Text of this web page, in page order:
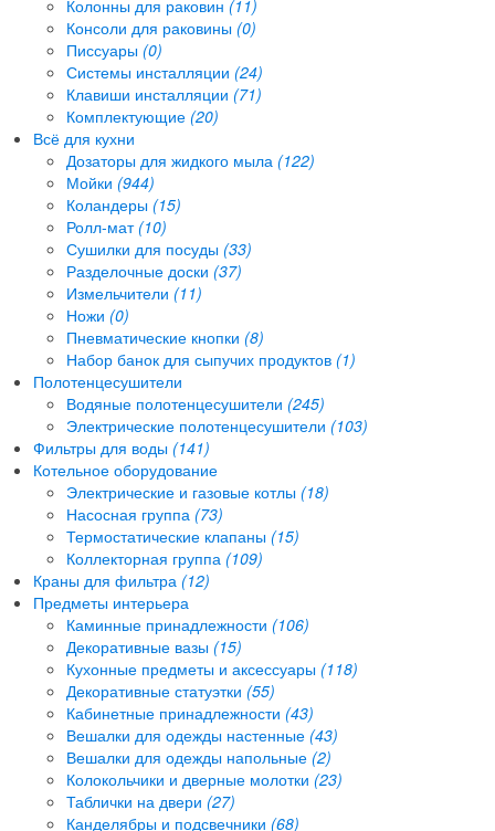
Колонны для раковин (11)
Консоли для раковины (0)
Писсуары (0)
Системы инсталляции (24)
Клавиши инсталляции (71)
Комплектующие (20)
Всё для кухни
Дозаторы для жидкого мыла (122)
Мойки (944)
Коландеры (15)
Ролл-мат (10)
Сушилки для посуды (33)
Разделочные доски (37)
Измельчители (11)
Ножи (0)
Пневматические кнопки (8)
Набор банок для сыпучих продуктов (1)
Полотенцесушители
Водяные полотенцесушители (245)
Электрические полотенцесушители (103)
Фильтры для воды (141)
Котельное оборудование
Электрические и газовые котлы (18)
Насосная группа (73)
Термостатические клапаны (15)
Коллекторная группа (109)
Краны для фильтра (12)
Предметы интерьера
Каминные принадлежности (106)
Декоративные вазы (15)
Кухонные предметы и аксессуары (118)
Декоративные статуэтки (55)
Кабинетные принадлежности (43)
Вешалки для одежды настенные (43)
Вешалки для одежды напольные (2)
Колокольчики и дверные молотки (23)
Таблички на двери (27)
Канделябры и подсвечники (68)